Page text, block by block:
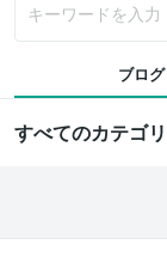
ブログ
すべてのカテゴリ